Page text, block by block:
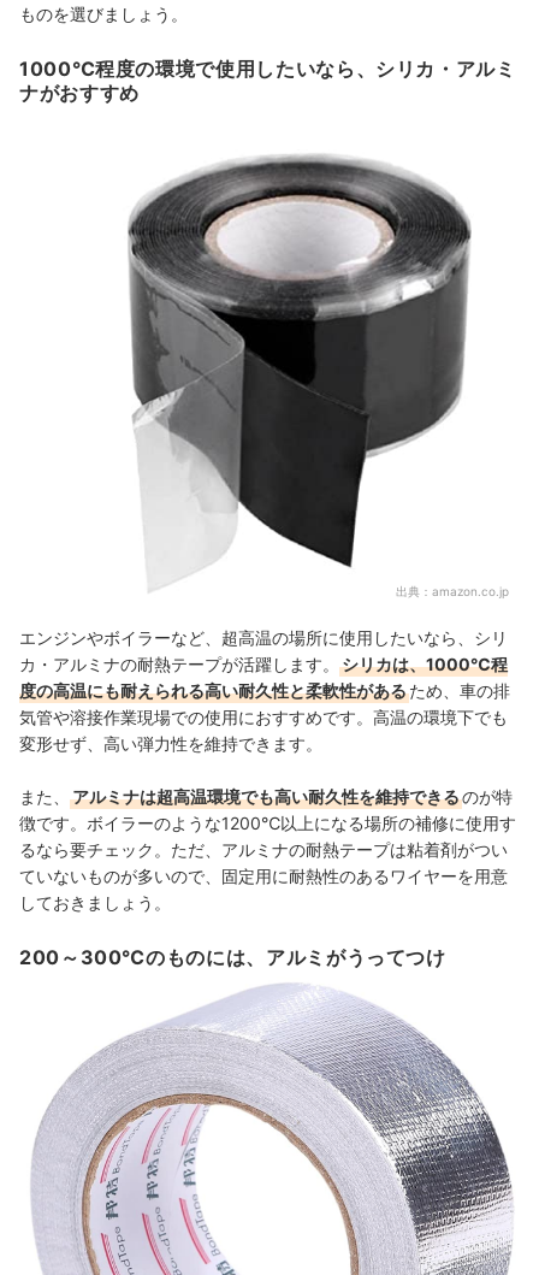
ものを選びましょう。
1000℃程度の環境で使用したいなら、シリカ・アルミ
ナがおすすめ
出典： amazon.co.jp
エンジンやボイラーなど、超高温の場所に使用したいなら、シリ
カ・アルミナの耐熱テープが活躍します。
シリカは、1000℃程
度の高温にも耐えられる高い耐久性と柔軟性があるため、車の排
気管や溶接作業現場での使用におすすめです。高温の環境下でも
変形せず、高い弾力性を維持できます。
また、 アルミナは超高温環境でも高い耐久性を維持できるのが特
徴です。ボイラーのような1200℃以上になる場所の補修に使用す
るなら要チェック。ただ、アルミナの耐熱テープは粘着剤がつい
ていないものが多いので、固定用に耐熱性のあるワイヤーを用意
しておきましょう。
200～300℃のものには、アルミがうってつけ